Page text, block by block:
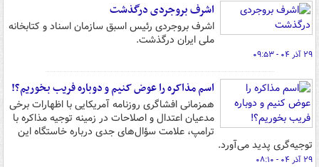
اشرف بروجردی درگذشت
اشرف بروجردی رئیس اسبق سازمان اسناد و کتابخانه
ملی ایران درگذشت.
۲۹ آذر ۰۴ - ۰۹:۵۳
اسم مذاکره را عوض کنیم و دوباره فریب بخوریم؟!
همزمانی افشاگری روزنامه آمریکایی با اظهارات برخی
مدعیان اعتدال و اصلاحات در زمینه توجیه مذاکره با
ترامپ، علامت سؤال‌های جدی درباره خاستگاه این
توجیه‌گری پدید می‌آورد.
۲۹ آذر ۰۴ - ۰۸:۱۰